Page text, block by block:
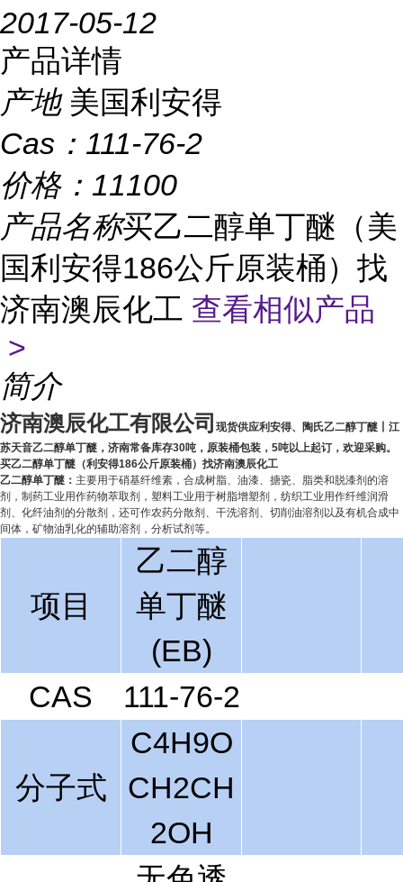
2017-05-12
产品详情
产地 美国利安得
Cas： 111-76-2
价格： 11100
产品名称买乙二醇单丁醚（美
国利安得186公斤原装桶）找
济南澳辰化工 查看相似产品
>
简介
济南澳辰化工有限公司 现货供应利安得、陶氏乙二醇丁醚丨江
苏天音乙二醇单丁醚，济南常备库存30吨，原装桶包装，5吨以上起订，欢迎采购。
买乙二醇单丁醚（利安得186公斤原装桶）找济南澳辰化工
乙二醇单丁醚： 主要用于硝基纤维素，合成树脂、油漆、搪瓷、脂类和脱漆剂的溶
剂，制药工业用作药物萃取剂，塑料工业用于树脂增塑剂，纺织工业用作纤维润滑
剂、化纤油剂的分散剂，还可作农药分散剂、干洗溶剂、切削油溶剂以及有机合成中
间体，矿物油乳化的辅助溶剂，分析试剂等。
项目
乙二醇
单丁醚
(EB)
CAS
111-76-2
分子式
C4H9O
CH2CH
2OH